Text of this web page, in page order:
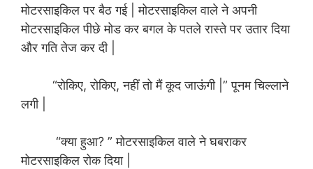
मोटरसाइकिल पर बैठ गई | मोटरसाइकिल वाले ने अपनी
मोटरसाइकिल पीछे मोड कर बगल के पतले रास्ते पर उतार दिया
और गति तेज कर दी |
“रोकिए, रोकिए, नहीं तो मैं कूद जाऊंगी |” पूनम चिल्लाने
लगी |
“क्या हुआ? ” मोटरसाइकिल वाले ने घबराकर
मोटरसाइकिल रोक दिया |